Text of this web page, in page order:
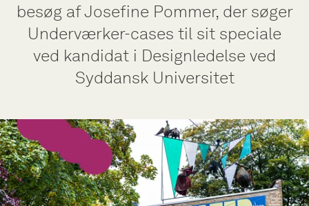
besøg af Josefine Pommer, der søger
Underværker-cases til sit speciale
ved kandidat i Designledelse ved
Syddansk Universitet